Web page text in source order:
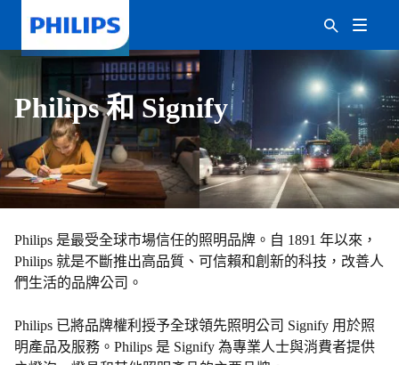
Philips 和 Signify
Philips 是最受全球市場信任的照明品牌。自 1891 年以來，
Philips 就是不斷推出高品質、可信賴和創新的科技，改善人
們生活的品牌公司。
Philips 已將品牌權利授予全球領先照明公司 Signify 用於照
明產品及服務。Philips 是 Signify 為專業人士與消費者提供